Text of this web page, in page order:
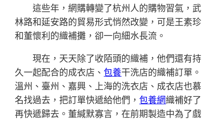
這些年，網購轉變了杭州人的購物習氣，武
林路和延安路的貿易形式悄然改變，可是王素珍
和董懷利的織補攤，卻一向細水長流。
現在，天天除了收陌頭的織補，他們還有持
久一起配合的成衣店、包養干洗店的織補訂單。
溫州、臺州、嘉興、上海的洗衣店、成衣店也慕
名找過去，把訂單快遞給他們，包養網織補好了
再快遞歸去。董緘默寡言，在前期製造中為了戲